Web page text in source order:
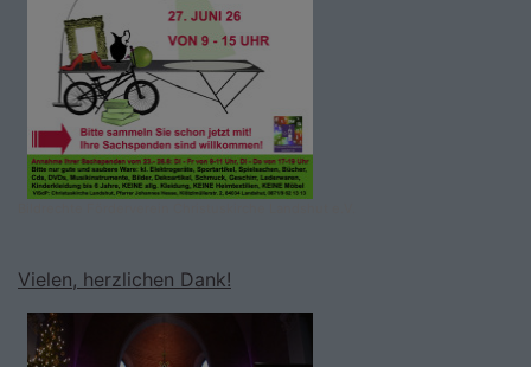
Vielen, herzlichen Dank!